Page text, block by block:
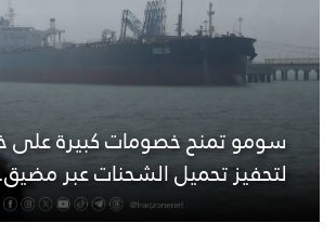
سومو تمنح خصومات كبيرة على
لتحفيز تحميل الشحنات عبر